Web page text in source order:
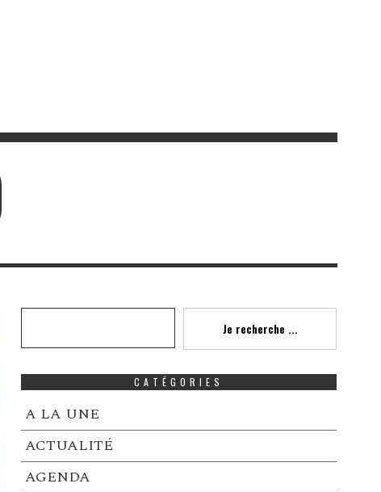
Je recherche ...
CATÉGORIES
A LA UNE
ACTUALITÉ
AGENDA